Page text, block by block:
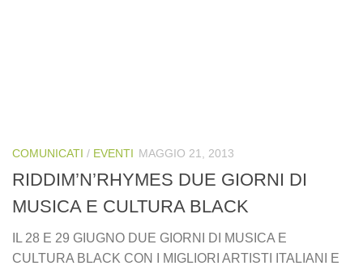
COMUNICATI / EVENTI MAGGIO 21, 2013
RIDDIM’N’RHYMES DUE GIORNI DI
MUSICA E CULTURA BLACK
IL 28 E 29 GIUGNO DUE GIORNI DI MUSICA E
CULTURA BLACK CON I MIGLIORI ARTISTI ITALIANI E